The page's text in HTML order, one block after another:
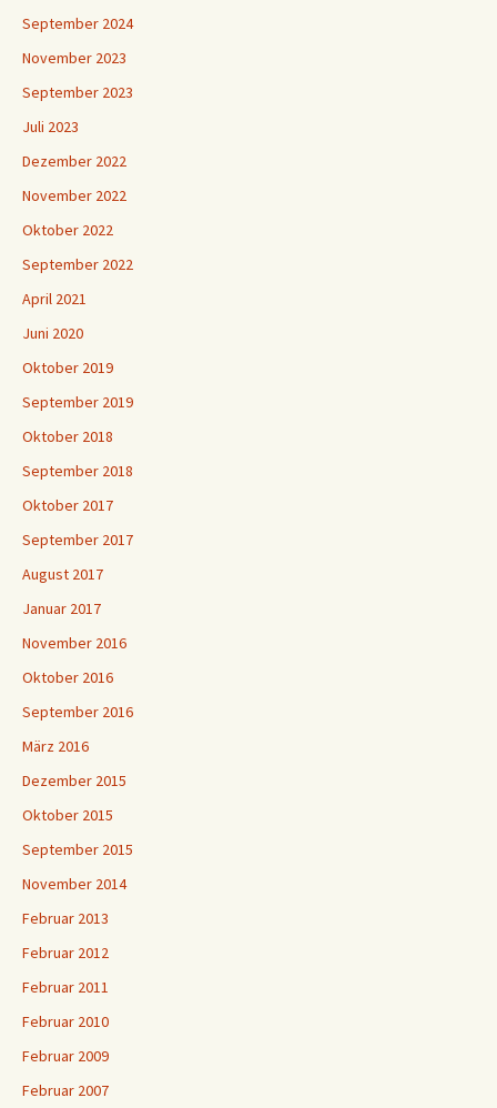
September 2024
November 2023
September 2023
Juli 2023
Dezember 2022
November 2022
Oktober 2022
September 2022
April 2021
Juni 2020
Oktober 2019
September 2019
Oktober 2018
September 2018
Oktober 2017
September 2017
August 2017
Januar 2017
November 2016
Oktober 2016
September 2016
März 2016
Dezember 2015
Oktober 2015
September 2015
November 2014
Februar 2013
Februar 2012
Februar 2011
Februar 2010
Februar 2009
Februar 2007